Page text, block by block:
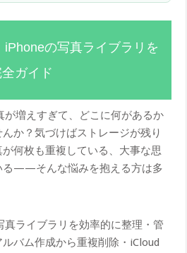
iPhoneの写真ライブラリを
ガイド
が増えすぎて、どこに何があるか
か？気づけばストレージが残り
何枚も重複している、大事な思
る——そんな悩みを抱える方は多
ライブラリを効率的に整理・管
バム作成から重複削除・iCloud